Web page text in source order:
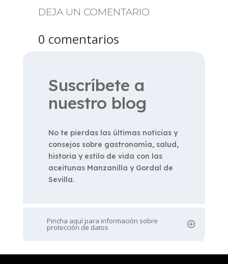
DEJA UN COMENTARIO
0 comentarios
Suscríbete a
nuestro blog
No te pierdas las últimas noticias y
consejos sobre gastronomía, salud,
historia y estilo de vida con las
aceitunas Manzanilla y Gordal de
Sevilla.
Pincha aquí para información sobre
protección de datos